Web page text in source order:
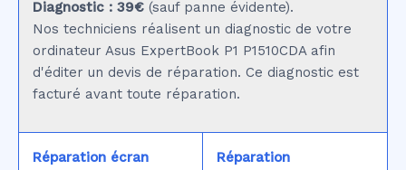
Diagnostic : 39€ (sauf panne évidente).
Nos techniciens réalisent un diagnostic de votre
ordinateur Asus ExpertBook P1 P1510CDA afin
d'éditer un devis de réparation. Ce diagnostic est
facturé avant toute réparation.
Réparation écran
Réparation